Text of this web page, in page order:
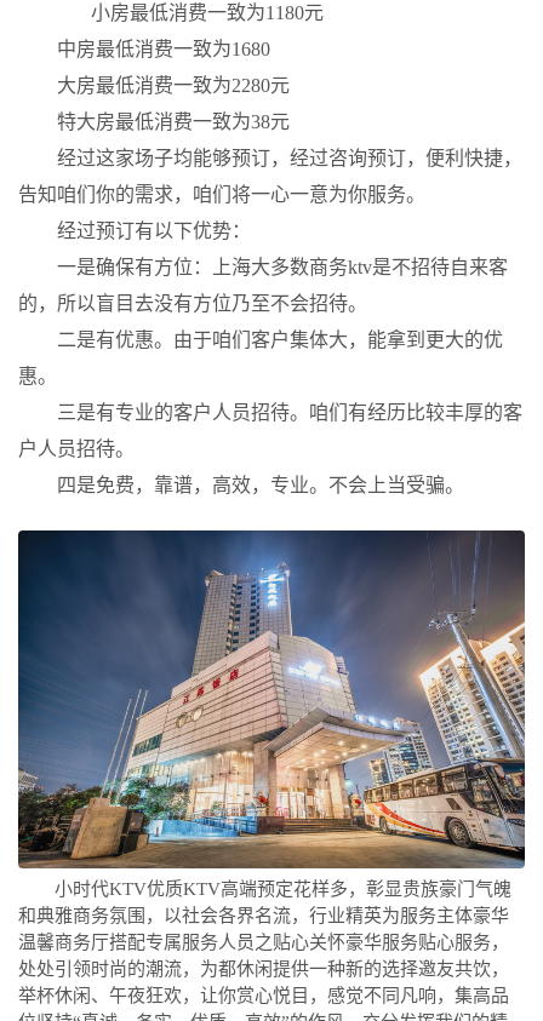
小房最低消费一致为1180元
中房最低消费一致为1680
大房最低消费一致为2280元
特大房最低消费一致为38元
经过这家场子均能够预订，经过咨询预订，便利快捷，
告知咱们你的需求，咱们将一心一意为你服务。
经过预订有以下优势：
一是确保有方位：上海大多数商务ktv是不招待自来客
的，所以盲目去没有方位乃至不会招待。
二是有优惠。由于咱们客户集体大，能拿到更大的优
惠。
三是有专业的客户人员招待。咱们有经历比较丰厚的客
户人员招待。
四是免费，靠谱，高效，专业。不会上当受骗。
小时代KTV优质KTV高端预定花样多，彰显贵族豪门气魄
和典雅商务氛围，以社会各界名流，行业精英为服务主体豪华
温馨商务厅搭配专属服务人员之贴心关怀豪华服务贴心服务，
处处引领时尚的潮流，为都休闲提供一种新的选择邀友共饮，
举杯休闲、午夜狂欢，让你赏心悦目，感觉不同凡响，集高品